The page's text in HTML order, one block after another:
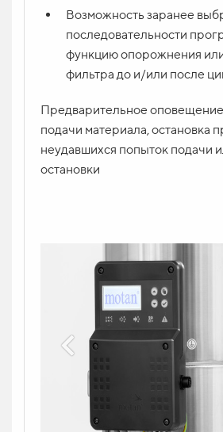
Возможность заранее
последовательности
функцию опорожнения
фильтра до и/или после
Предварительное
подачи материала, остановка
неудавшихся попыток подачи
остановки